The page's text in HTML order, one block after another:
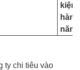
kiệm
hàng
năm
ty chi tiêu vào